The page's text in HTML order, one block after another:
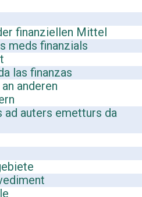
finanziellen Mittel
meds finanzials
las finanzas
anderen
auters emetturs da